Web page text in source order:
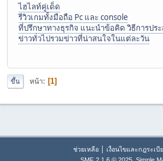
ไฮไลท์คู่เด็ด
รีวิวเกมทั้งมือถือ Pc และ console
ที่ปรึกษาทางธุรกิจ แนะนำข้อคิด วิธีการปร
ข่าวทั่วไปรวมข่าวที่น่าสนใจในแต่ละวัน
ขึ้น หน้า 1
ช่วยเหลือ| เงื่อนไขและกฎระเบี